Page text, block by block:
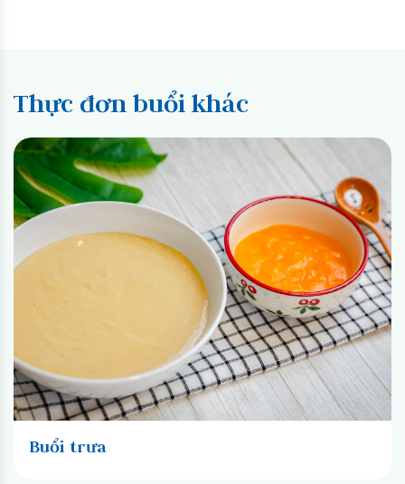
Thực đơn buổi khác
Buổi trưa